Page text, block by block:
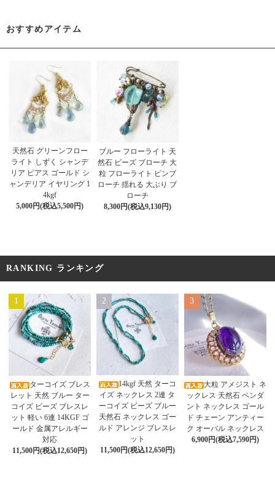
おすすめアイテム
天然石 グリーンフロー
ライト しずく シャンデ
リア ピアス ゴールド シ
ャンデリア イヤリング 1
4kgf
5,000円(税込5,500円)
ブルー フローライト 天
然石 ビーズ ブローチ 大
粒 フローライト ピンブ
ローチ 揺れる 大ぶり ブ
ローチ
8,300円(税込9,130円)
RANKING ランキング
1
ターコイズ ブレス
レット 天然 ブルー ター
コイズ ビーズ ブレスレ
ット 軽い 6連 14KGF ゴ
ールド 金属アレルギー
対応
11,500円(税込12,650円)
2
14kgf 天然 ターコ
イズ ネックレス 2連 タ
ーコイズ ビーズ ブルー
天然石 ネックレス ゴー
ルド アレンジ ブレスレ
ット
11,500円(税込12,650円)
3
大粒 アメジスト ネ
ックレス 天然石 ペンダ
ント ネックレス ゴール
ド チェーン アンティー
ク オーバル ネックレス
6,900円(税込7,590円)